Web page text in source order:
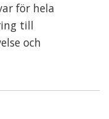
för hela
till
och